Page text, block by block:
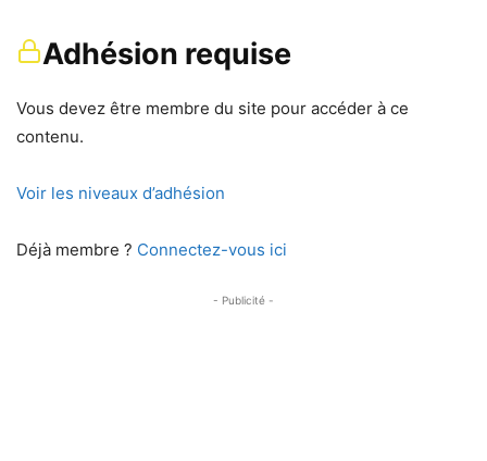
Adhésion requise
Vous devez être membre du site pour accéder à ce
contenu.
Voir les niveaux d’adhésion
Déjà membre ? Connectez-vous ici
- Publicité -